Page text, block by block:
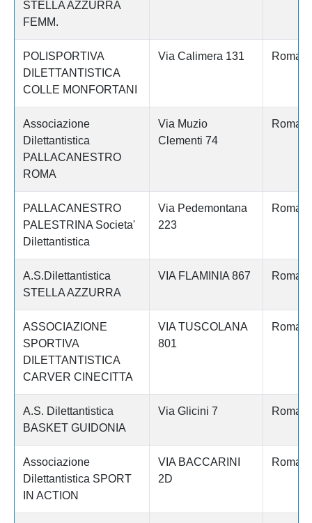
STELLA AZZURRA
FEMM.
POLISPORTIVA
DILETTANTISTICA
COLLE MONFORTANI
Via Calimera 131 Roma
Associazione
Dilettantistica
PALLACANESTRO
ROMA
Via Muzio
Clementi 74
Roma
PALLACANESTRO
PALESTRINA Societa'
Dilettantistica
Via Pedemontana
223
Roma
A.S.Dilettantistica
STELLA AZZURRA
VIA FLAMINIA 867 Roma
ASSOCIAZIONE
SPORTIVA
DILETTANTISTICA
CARVER CINECITTA
VIA TUSCOLANA
801
Roma
A.S. Dilettantistica
BASKET GUIDONIA
Via Glicini 7 Roma
Associazione
Dilettantistica SPORT
IN ACTION
VIA BACCARINI
2D
Roma